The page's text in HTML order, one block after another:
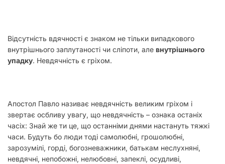
Відсутність вдячності є знаком не тільки випадкового
внутрішнього заплутаності чи сліпоти, але внутрішнього
упадку. Невдячність є гріхом.
Апостол Павло називає невдячність великим гріхом і
звертає осбливу увагу, що невдячність – ознака останіх
часіх: Знай же ти це, що останніми днями настануть тяжкі
часи. Будуть бо люди тоді самолюбні, грошолюбні,
зарозумілі, горді, богозневажники, батькам неслухняні,
невдячні, непобожні, нелюбовні, запеклі, осудливі,